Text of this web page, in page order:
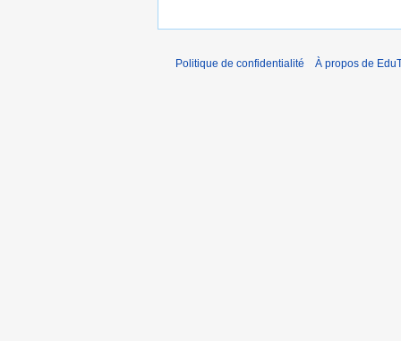
Politique de confidentialité À propos de